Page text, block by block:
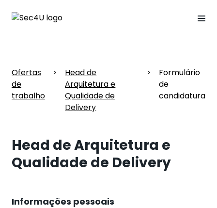
Ofertas
de
trabalho
>
Head de
Arquitetura e
Qualidade de
Delivery
>
Formulário
de
candidatura
Head de Arquitetura e
Qualidade de Delivery
Informações pessoais